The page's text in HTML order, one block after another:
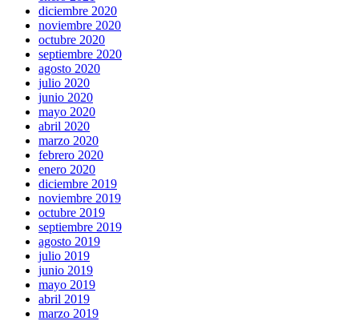
diciembre 2020
noviembre 2020
octubre 2020
septiembre 2020
agosto 2020
julio 2020
junio 2020
mayo 2020
abril 2020
marzo 2020
febrero 2020
enero 2020
diciembre 2019
noviembre 2019
octubre 2019
septiembre 2019
agosto 2019
julio 2019
junio 2019
mayo 2019
abril 2019
marzo 2019